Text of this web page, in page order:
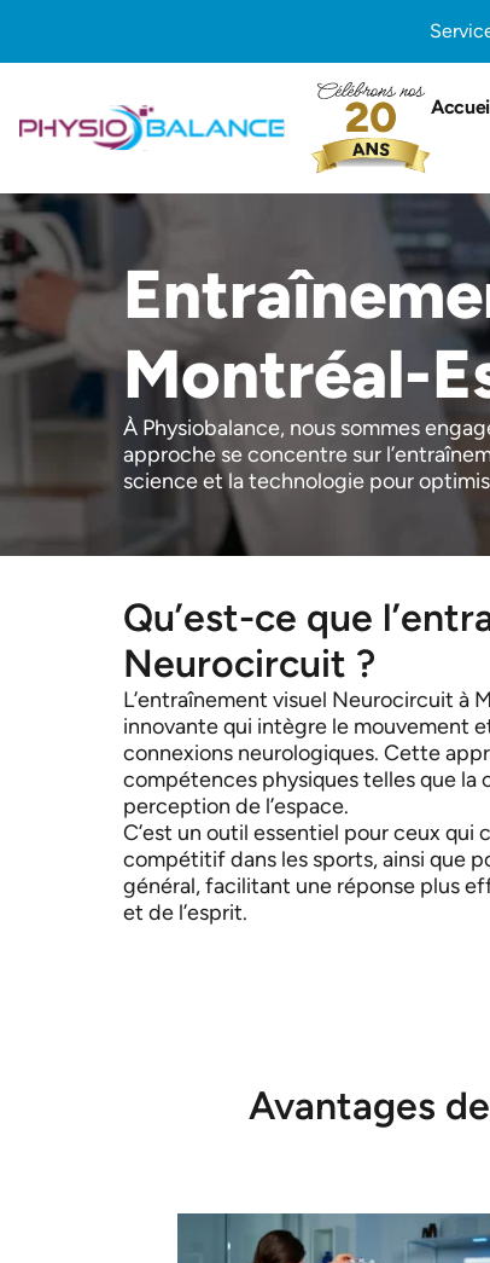
Montréal-
À Physiobalance, nous sommes
approche se concentre sur
science et la technologie pour
Qu’est-ce que
Neurocircuit ?
L’entraînement visuel Neurocircuit à
innovante qui intègre le mouvement
connexions neurologiques. Cette
compétences physiques telles que
perception de l’espace.
C’est un outil essentiel pour ceux qui
compétitif dans les sports, ainsi que
général, facilitant une réponse plus
et de l’esprit.
Avantages